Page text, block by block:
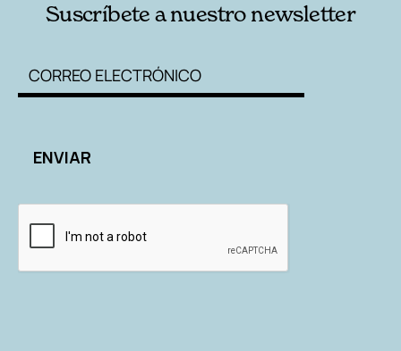
Suscríbete a nuestro newsletter